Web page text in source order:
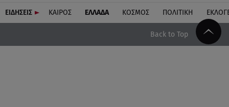
ΕΙΔΗΣΕΙΣ ΚΑΙΡΟΣ ΕΛΛΑΔΑ ΚΟΣΜΟΣ ΠΟΛΙΤΙΚΗ
Back to Top